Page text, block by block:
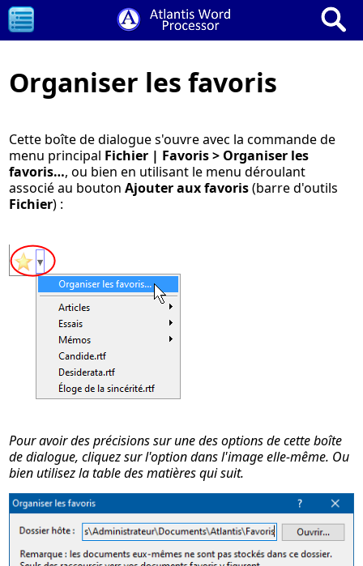
Organiser les favoris
Cette boîte de dialogue s'ouvre avec la commande de
menu principal Fichier | Favoris > Organiser les
favoris…, ou bien en utilisant le menu déroulant
associé au boutonAjouter aux favoris(barre d'outils
Fichier) :
Pour avoir des précisions sur une des options de cette boîte
de dialogue, cliquez sur l'option dans l'image elle-même. Ou
bien utilisez la table des matières qui suit.